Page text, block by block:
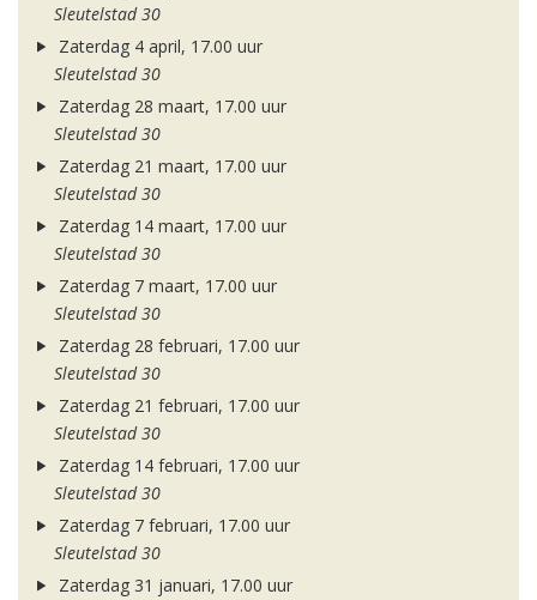
Sleutelstad 30
Zaterdag 4 april, 17.00 uur
Sleutelstad 30
Zaterdag 28 maart, 17.00 uur
Sleutelstad 30
Zaterdag 21 maart, 17.00 uur
Sleutelstad 30
Zaterdag 14 maart, 17.00 uur
Sleutelstad 30
Zaterdag 7 maart, 17.00 uur
Sleutelstad 30
Zaterdag 28 februari, 17.00 uur
Sleutelstad 30
Zaterdag 21 februari, 17.00 uur
Sleutelstad 30
Zaterdag 14 februari, 17.00 uur
Sleutelstad 30
Zaterdag 7 februari, 17.00 uur
Sleutelstad 30
Zaterdag 31 januari, 17.00 uur